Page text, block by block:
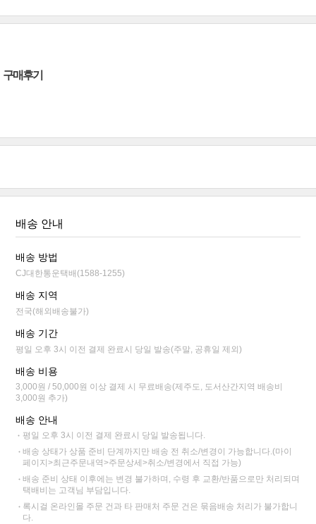
구매후기
배송 안내
배송 방법
CJ대한통운택배(1588-1255)
배송 지역
전국(해외배송불가)
배송 기간
평일 오후 3시 이전 결제 완료시 당일 발송(주말, 공휴일 제외)
배송 비용
3,000원 / 50,000원 이상 결제 시 무료배송(제주도, 도서산간지역 배송비
3,000원 추가)
배송 안내
평일 오후 3시 이전 결제 완료시 당일 발송됩니다.
배송 상태가 상품 준비 단계까지만 배송 전 취소/변경이 가능합니다.(마이
페이지>최근주문내역>주문상세>취소/변경에서 직접 가능)
배송 준비 상태 이후에는 변경 불가하며, 수령 후 교환/반품으로만 처리되며
택배비는 고객님 부담입니다.
록시걸 온라인몰 주문 건과 타 판매처 주문 건은 묶음배송 처리가 불가합니
다.